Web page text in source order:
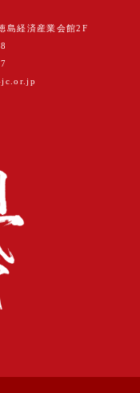
島経済産業会館2F
jc.or.jp